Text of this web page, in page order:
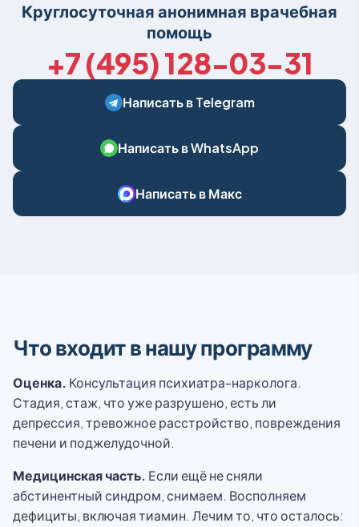
Круглосуточная анонимная врачебная
помощь
+7 (495) 128-03-31
Написать в Telegram
Написать в WhatsApp
Написать в Макс
Что входит в нашу программу
Оценка. Консультация психиатра-нарколога.
Стадия, стаж, что уже разрушено, есть ли
депрессия, тревожное расстройство, повреждения
печени и поджелудочной.
Медицинская часть. Если ещё не сняли
абстинентный синдром, снимаем. Восполняем
дефициты, включая тиамин. Лечим то, что осталось: